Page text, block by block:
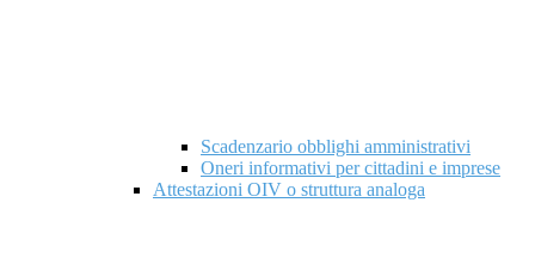
Scadenzario obblighi amministrativi
Oneri informativi per cittadini e imprese
Attestazioni OIV o struttura analoga